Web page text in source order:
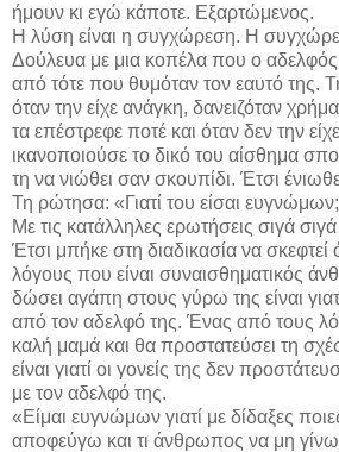
ήμουν κι εγώ κάποτε. Εξαρτώμενος.
Η λύση είναι η συγχώρεση. Η
Δούλευα με μια κοπέλα που ο αδελφός
από τότε που θυμόταν τον εαυτό της.
όταν την είχε ανάγκη, δανειζόταν
τα επέστρεφε ποτέ και όταν δεν την
ικανοποιούσε το δικό του αίσθημα
τη να νιώθει σαν σκουπίδι. Έτσι
Τη ρώτησα: «Γιατί του είσαι
Με τις κατάλληλες ερωτήσεις σιγά
Έτσι μπήκε στη διαδικασία να σκεφτεί
λόγους που είναι συναισθηματικός
δώσει αγάπη στους γύρω της είναι
από τον αδελφό της. Ένας από τους
καλή μαμά και θα προστατεύσει τη
είναι γιατί οι γονείς της δεν
με τον αδελφό της.
«Είμαι ευγνώμων γιατί με δίδαξες
αποφεύγω και τι άνθρωπος να μη